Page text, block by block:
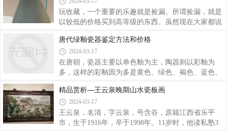
丽，画工精致。制作珐琅彩瓷极度费工，乾隆以后就
销声匿迹了。康熙的珐琅彩瓷大多作规矩写生
梅吐艳尤显芬芳，颇具文人画风韵。画意流畅，冰裂
纹自然随意，没有造作的痕迹。高白釉，青花多用珠
明料，亮丽，蓝中微泛紫。手头重，仿品分量
巧妙结合，真可谓是巧夺天工的创造。梅花因其吐芳
于岁末，顶寒风凌雪展枝盛开的高洁品质一直被人们
称颂，梅花纹的情感象征自古以来都是人们传达思想
玩收藏，一个重要的乐趣就是捡漏。所谓捡漏，就是
以较低的价格买到高等级的东西。虽然现在大家都说
广的藏家来说，还是有漏可捡的。比如市场上一些冷
门的东西，如琉璃，漆器一类的，基本上没人收藏，
所以如果出现在市场上，基本上也就无人要。这没人
要的东西，卖家几个回合下来心里就发憷了，很有可
业的收集和研究某一类器物。遇到了你自然就比其他
人专业，敢于下手。第二要博学，只有各种艺术收藏
品的知识都懂，经常以各种艺术品鉴赏知识为
唐代绿釉瓷器鉴定方法和价格
2024-03-17
在唐朝，瓷器主要以单色釉为主，陶器则以彩釉为
多，这样的彩釉因为多是黄色、绿色、褐色、蓝色、
熟悉的唐三彩。唐朝比较有名气的瓷器就是青瓷和白
瓷，不过，相对于白瓷，唐朝的青瓷更出名，也更受
欢迎，甚至形成了南青北白的格局。唐代及各朝代绿
釉瓷器的鉴别，绿釉是瓷器的传统釉色之一。含氧化
精品赏析—王云泉晚期山水瓷板画
2024-03-17
王云泉，名清，字云泉，号含谷，原籍江西省乐平
市，生于1916年，卒于1998年。11岁时，他读私塾3